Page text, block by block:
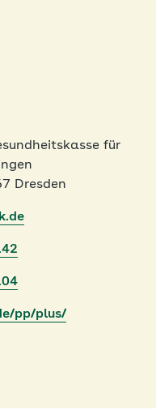
für
Dresden
pp/plus/